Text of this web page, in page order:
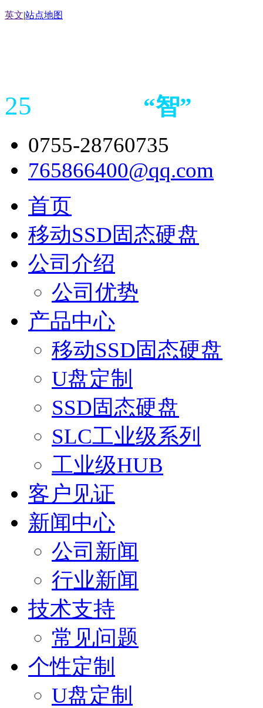
英文|站点地图
25 “智”
0755-28760735
765866400@qq.com
首页
移动SSD固态硬盘
公司介绍
公司优势
产品中心
移动SSD固态硬盘
U盘定制
SSD固态硬盘
SLC工业级系列
工业级HUB
客户见证
新闻中心
公司新闻
行业新闻
技术支持
常见问题
个性定制
U盘定制